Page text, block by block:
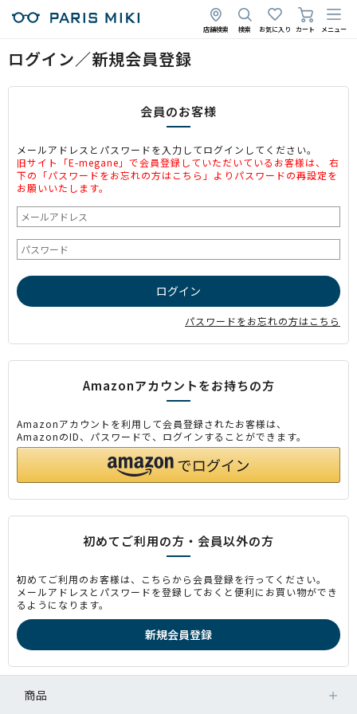
店舗検索 検索 お気に入り カート メニュー
ログイン／新規会員登録
会員のお客様
メールアドレスとパスワードを入力してログインしてください。
旧サイト「E-megane」で会員登録していただいているお客様は、 右
下の「パスワードをお忘れの方はこちら」よりパスワードの再設定を
お願いいたします。
パスワードをお忘れの方はこちら
Amazonアカウントをお持ちの方
Amazonアカウントを利用して会員登録されたお客様は、
AmazonのID、パスワードで、ログインすることができます。
初めてご利用の方・会員以外の方
初めてご利用のお客様は、こちらから会員登録を行ってください。
メールアドレスとパスワードを登録しておくと便利にお買い物ができ
るようになります。
商品